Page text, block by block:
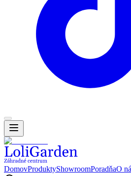
DomovProduktyShowroomPoradňaO